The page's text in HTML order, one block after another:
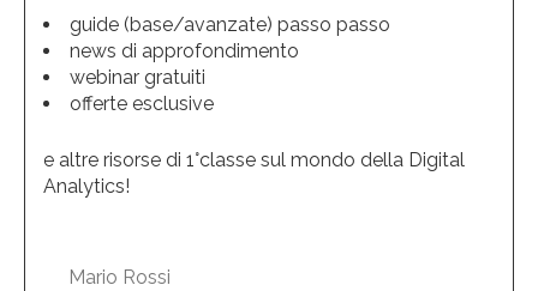
guide (base/avanzate) passo passo
news di approfondimento
webinar gratuiti
offerte esclusive
e altre risorse di 1°classe sul mondo della Digital
Analytics!